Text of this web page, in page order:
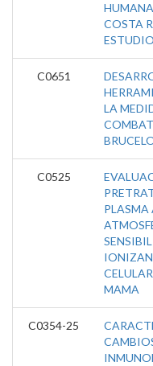
COSTA
C0651
LA
C0525
PLASMA
MAMA
C0354-25